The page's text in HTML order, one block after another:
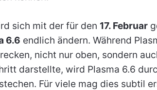
sich mit der für den 17. Februar
6.6 endlich ändern. Während
nicht nur oben, sondern
darstellte, wird Plasma 6.6
Für viele mag dies subtil